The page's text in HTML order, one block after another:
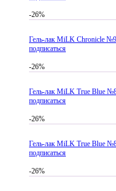
-26%
Гель-лак MiLK Chronicle
подписаться
-26%
Гель-лак MiLK True Blue
подписаться
-26%
Гель-лак MiLK True Blue
подписаться
-26%